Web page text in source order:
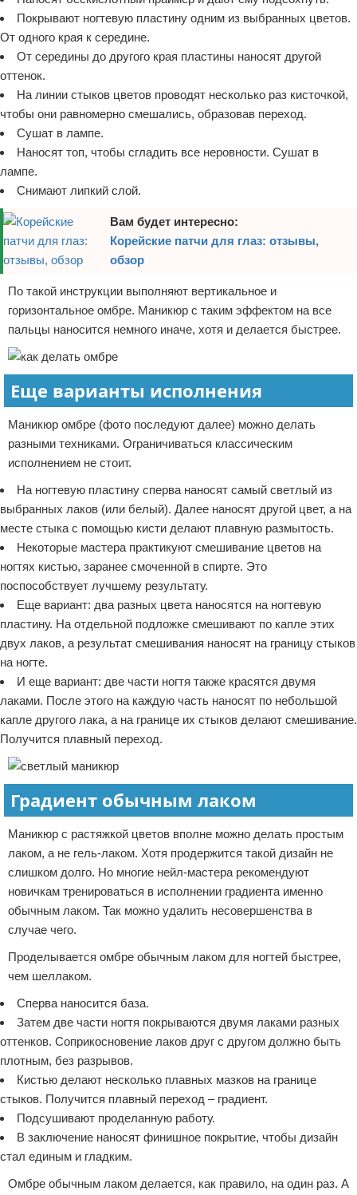
Покрывают ногтевую пластину одним из выбранных цветов.
От одного края к середине.
От середины до другого края пластины наносят другой
оттенок.
На линии стыков цветов проводят несколько раз кисточкой,
чтобы они равномерно смешались, образовав переход.
Сушат в лампе.
Наносят топ, чтобы сгладить все неровности. Сушат в
лампе.
Снимают липкий слой.
Вам будет интересно:
Корейские патчи для глаз: отзывы,
обзор
По такой инструкции выполняют вертикальное и
горизонтальное омбре. Маникюр с таким эффектом на все
пальцы наносится немного иначе, хотя и делается быстрее.
Еще варианты исполнения
Маникюр омбре (фото последуют далее) можно делать
разными техниками. Ограничиваться классическим
исполнением не стоит.
На ногтевую пластину сперва наносят самый светлый из
выбранных лаков (или белый). Далее наносят другой цвет, а на
месте стыка с помощью кисти делают плавную размытость.
Некоторые мастера практикуют смешивание цветов на
ногтях кистью, заранее смоченной в спирте. Это
поспособствует лучшему результату.
Еще вариант: два разных цвета наносятся на ногтевую
пластину. На отдельной подложке смешивают по капле этих
двух лаков, а результат смешивания наносят на границу стыков
на ногте.
И еще вариант: две части ногтя также красятся двумя
лаками. После этого на каждую часть наносят по небольшой
капле другого лака, а на границе их стыков делают смешивание.
Получится плавный переход.
Градиент обычным лаком
Маникюр с растяжкой цветов вполне можно делать простым
лаком, а не гель-лаком. Хотя продержится такой дизайн не
слишком долго. Но многие нейл-мастера рекомендуют
новичкам тренироваться в исполнении градиента именно
обычным лаком. Так можно удалить несовершенства в
случае чего.
Проделывается омбре обычным лаком для ногтей быстрее,
чем шеллаком.
Сперва наносится база.
Затем две части ногтя покрываются двумя лаками разных
оттенков. Соприкосновение лаков друг с другом должно быть
плотным, без разрывов.
Кистью делают несколько плавных мазков на границе
стыков. Получится плавный переход – градиент.
Подсушивают проделанную работу.
В заключение наносят финишное покрытие, чтобы дизайн
стал единым и гладким.
Омбре обычным лаком делается, как правило, на один раз. А